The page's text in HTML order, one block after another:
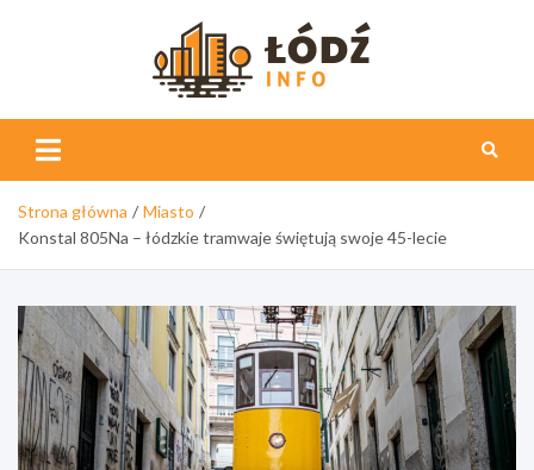
Info
Strona główna
Miasto
Konstal 805Na – łódzkie tramwaje świętują swoje 45-lecie